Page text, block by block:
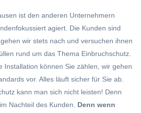
ist den anderen Unternehmern
agiert. Die Kunden sind
wir stets nach und versuchen ihnen
rund um das Thema Einbruchschutz.
Installation können Sie zählen, wir gehen
vor. Alles läuft sicher für Sie ab.
kann man sich nicht leisten! Denn
Nachteil des Kunden. Denn wenn